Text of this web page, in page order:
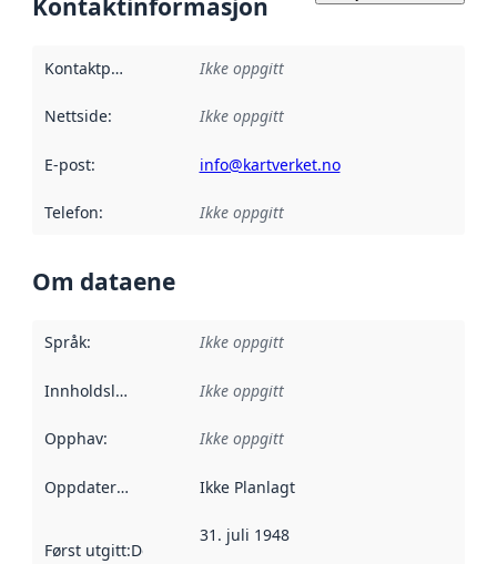
Kontaktinformasjon
Kontaktpunkt Ikke oppgitt
Nettside: Ikke oppgitt
E-post: info@kartverket.no
Telefon: Ikke oppgitt
Om dataene
Språk: Ikke oppgitt
Innholdsleverandører :
Ikke oppgitt
Opphav: Ikke oppgitt
Oppdateringsfrekvens :
Ikke Planlagt
Først utgitt:Denne datoen sier når dataene i dette
31. juli 1948